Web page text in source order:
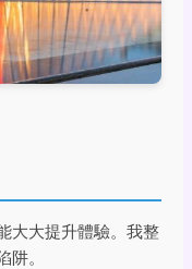
大大提升體驗。我整
。